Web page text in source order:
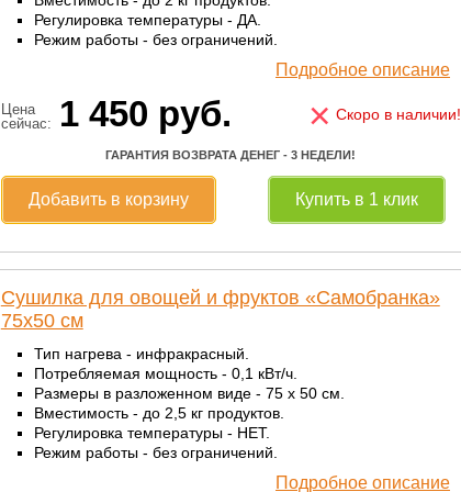
Регулировка температуры - ДА.
Режим работы - без ограничений.
Подробное описание
Цена
сейчас:
1 450 руб. × Скоро в наличии!
ГАРАНТИЯ ВОЗВРАТА ДЕНЕГ - 3 НЕДЕЛИ!
Добавить в корзину Купить в 1 клик
Сушилка для овощей и фруктов «Самобранка»
75x50 см
Тип нагрева - инфракрасный.
Потребляемая мощность - 0,1 кВт/ч.
Размеры в разложенном виде - 75 x 50 см.
Вместимость - до 2,5 кг продуктов.
Регулировка температуры - НЕТ.
Режим работы - без ограничений.
Подробное описание